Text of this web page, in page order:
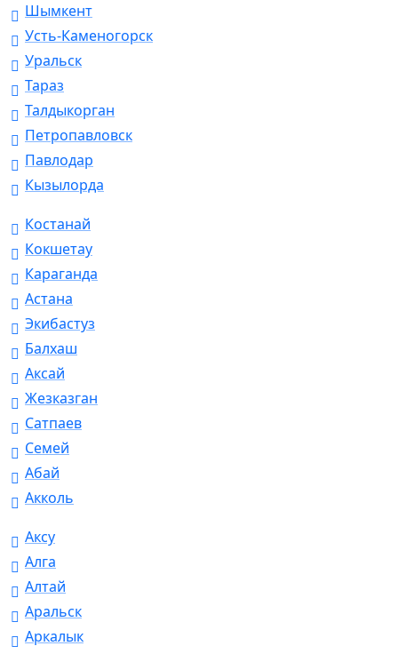
Шымкент
Усть-Каменогорск
Уральск
Тараз
Талдыкорган
Петропавловск
Павлодар
Кызылорда
Костанай
Кокшетау
Караганда
Астана
Экибастуз
Балхаш
Аксай
Жезказган
Сатпаев
Семей
Абай
Акколь
Аксу
Алга
Алтай
Аральск
Аркалык